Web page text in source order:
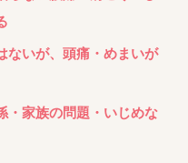
ないが、頭痛・めまいが
・家族の問題・いじめな